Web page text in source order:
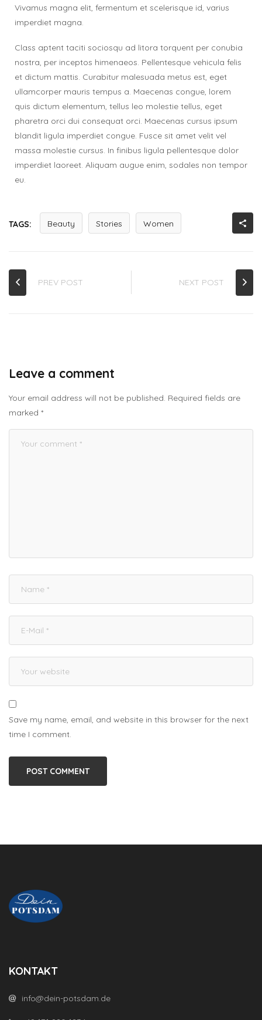
Vivamus magna elit, fermentum et scelerisque id, varius
imperdiet magna.
Class aptent taciti sociosqu ad litora torquent per conubia
nostra, per inceptos himenaeos. Pellentesque vehicula felis
et dictum mattis. Curabitur malesuada metus est, eget
ullamcorper mauris tempus a. Maecenas congue, lorem
quis dictum elementum, tellus leo molestie tellus, eget
pharetra orci dui consequat orci. Maecenas cursus ipsum
blandit ligula imperdiet congue. Fusce sit amet velit vel
massa molestie cursus. In finibus ligula pellentesque dolor
imperdiet laoreet. Aliquam augue enim, sodales non tempor
eu.
TAGS: Beauty Stories Women
PREV POST NEXT POST
Leave a comment
Your email address will not be published. Required fields are
marked *
Save my name, email, and website in this browser for the next
time I comment.
KONTAKT
info@dein-potsdam.de